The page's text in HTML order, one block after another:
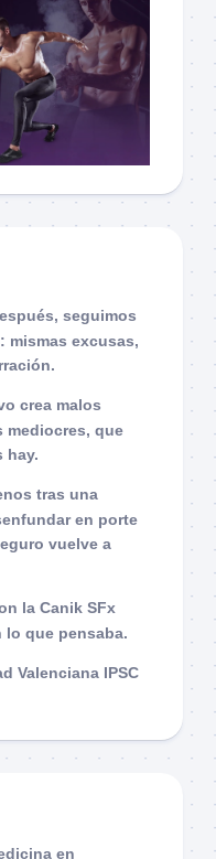
seguimos
mismas excusas,
crea malos
mediocres, que
hay.
tras una
en porte
vuelve a
la Canik SFx
lo que pensaba.
Valenciana IPSC
en